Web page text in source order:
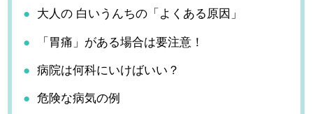
大人の 白いうんちの「よくある原因」
「胃痛」がある場合は要注意！
病院は何科にいけばいい？
危険な病気の例